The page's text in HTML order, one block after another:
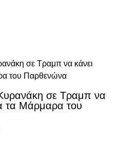
σε Τραμπ να
τα Μάρμαρα του